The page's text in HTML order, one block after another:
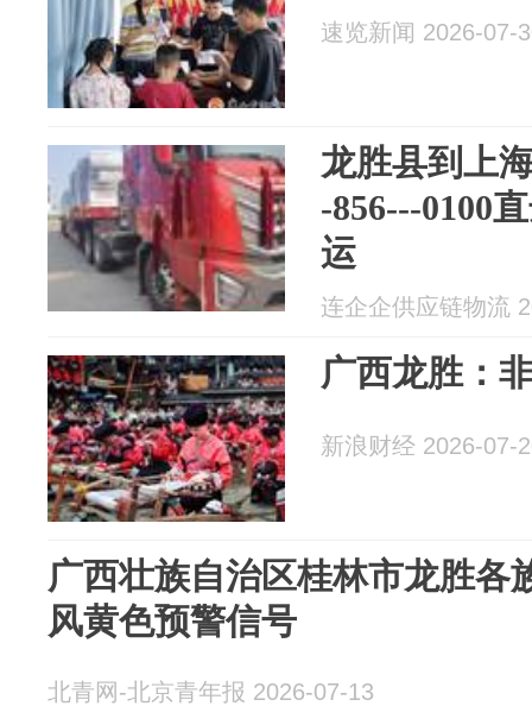
速览新闻 2026-07-
龙胜县到上
-856---0100
运
连企企供应链物流
广西龙胜：
新浪财经 2026-07-
广西壮族自治区桂林市龙胜各
风黄色预警信号
北青网-北京青年报 2026-07-13